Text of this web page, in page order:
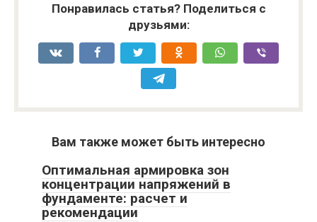
Понравилась статья? Поделиться с
друзьями:
Вам также может быть интересно
Оптимальная армировка зон
концентрации напряжений в
фундаменте: расчет и
рекомендации